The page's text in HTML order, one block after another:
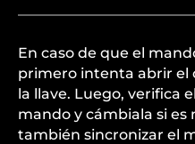
En caso de que el
primero intenta abrir el
la llave. Luego, verifica
mando y cámbiala si es
también sincronizar el